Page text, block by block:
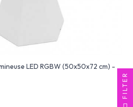
LED RGBW (50x50x72 cm) -
FILTER